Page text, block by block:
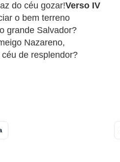
do céu gozar!
o bem terreno
grande Salvador?
Nazareno,
de resplendor?